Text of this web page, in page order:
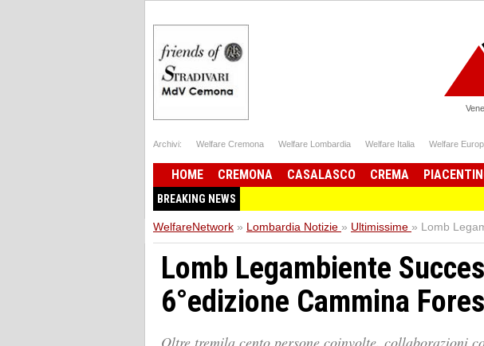
Archivi: Welfare Cremona Welfare Lombardia Welfare Italia Welfare
HOME CREMONA CASALASCO CREMA
BREAKING NEWS
WelfareNetwork » Lombardia Notizie » Ultimissime » Lomb
Lomb Legambiente
6°edizione Cammina
Oltre tremila cento persone coinvolte, collaborazioni